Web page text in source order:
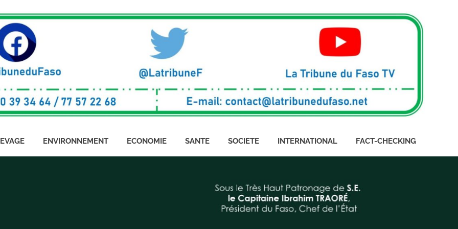
ENVIRONNEMENT ECONOMIE SANTE SOCIETE INTERNATIONAL FACT-CHECKING